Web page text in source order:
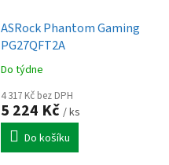
ASRock Phantom Gaming
PG27QFT2A
Do týdne
4 317 Kč bez DPH
5 224 Kč / ks
Do košíku